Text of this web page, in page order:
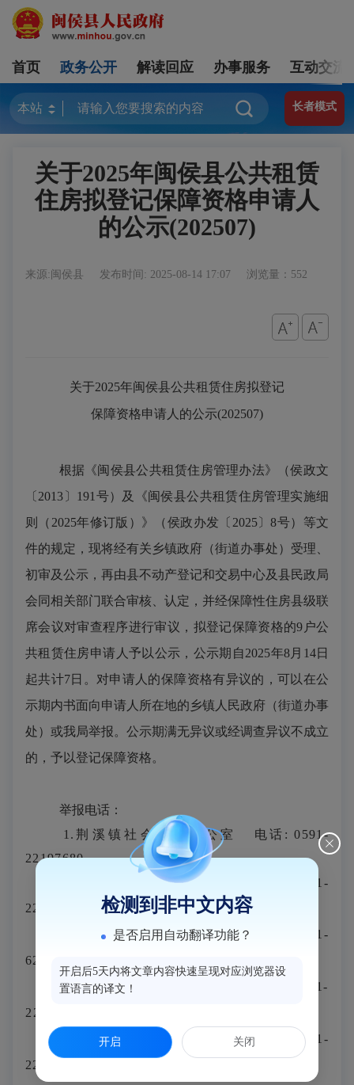
首页 政务公开 解读回应 办事服务 互动交流
长者模式
关于2025年闽侯县公共租赁
住房拟登记保障资格申请人
的公示(202507)
来源:闽侯县 发布时间: 2025-08-14 17:07 浏览量：552
关于2025年闽侯县公共租赁住房拟登记
保障资格申请人的公示(202507)
根据《闽侯县公共租赁住房管理办法》（侯政文
〔 2013〕191号）及《闽侯县公共租赁住房管理实施细
则（2025年修订版）》（侯政办发〔 2025〕8号）等文
件的规定，现将经有关乡镇政府（街道办事处）受理、
初审及公示， 再由县不动产登记和交易中心及县民政局
会同相关部门联合审核、认定，并经保障性住房县级联
席会议对审查程序进行审议，拟登记保障资格的9 户公
共租赁住房申请人予以公示，公示期自2025年8月 14日
起共计7日。对申请人的保障资格有异议的，可以在公
示期内书面向申请人所在地的乡镇人民政府（街道办事
处）或我局举报。公示期满无异议或经调查异议不成立
的，予以登记保障资格。
举报电话：
1. 荆溪镇社会事务办公室 电话 : 0591-
22197680
社会事务办公室
0591-
2299161
白沙镇社会事务办公室
0591-
62099611
4.大湖乡社会事务办公室
0591-
22913103
.闽侯县住房和城乡建设局 电话：
0591-
22065519
检测到非中文内容
是否启用自动翻译功能？
开启后5天内将文章内容快速呈现对应浏览器设
置语言的译文！
开启 关闭